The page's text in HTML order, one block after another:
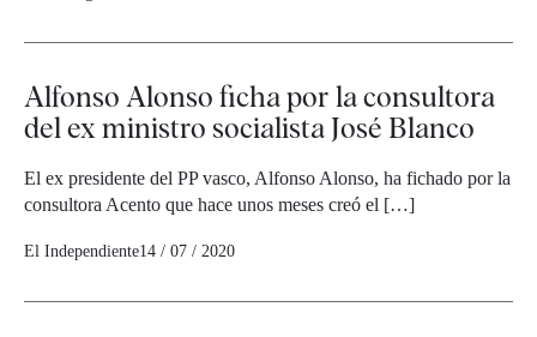
Alfonso Alonso ficha por la consultora
del ex ministro socialista José Blanco
El ex presidente del PP vasco, Alfonso Alonso, ha fichado por la
consultora Acento que hace unos meses creó el […]
El Independiente14 / 07 / 2020